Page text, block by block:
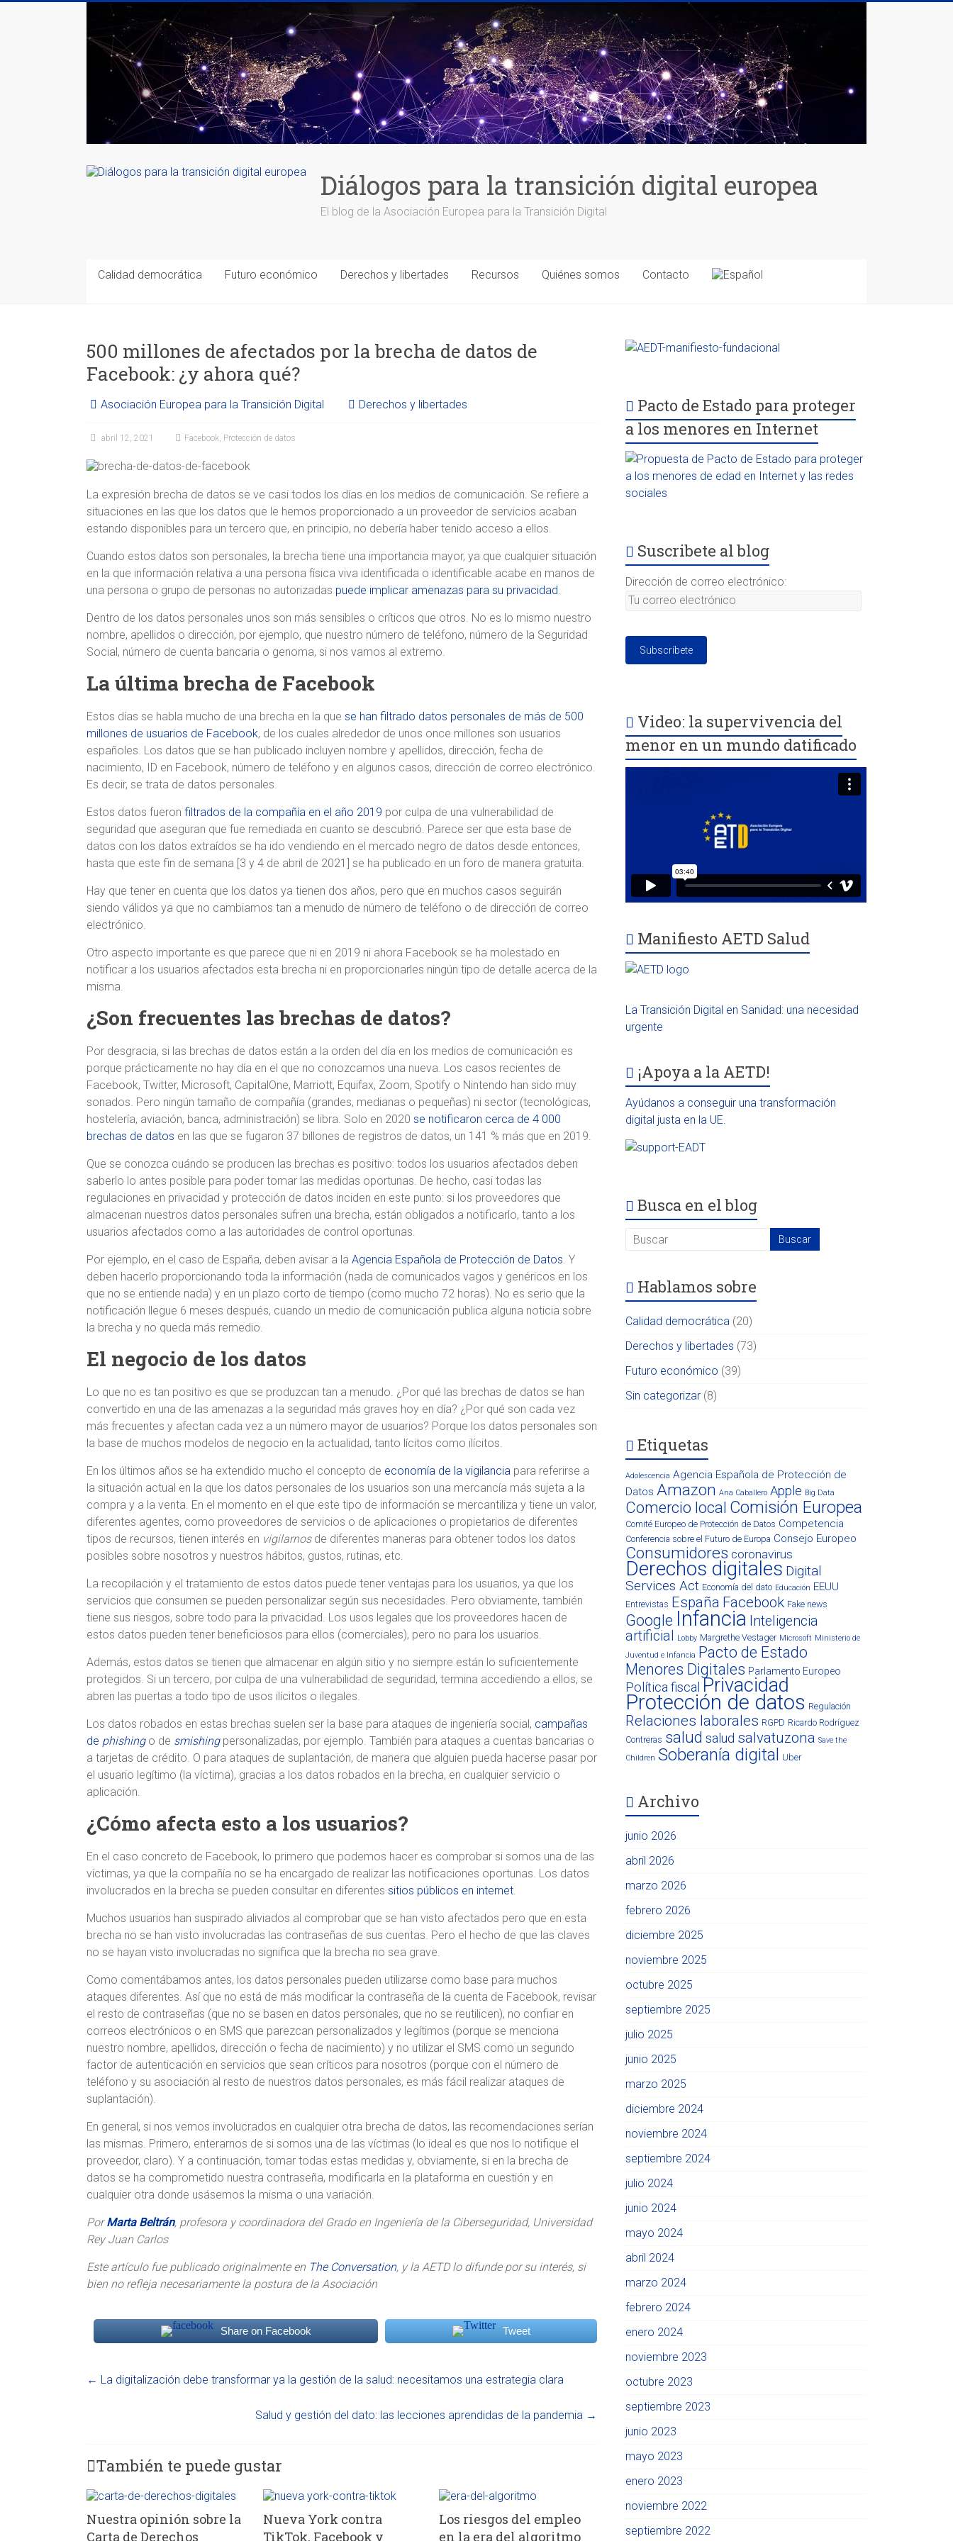
Diálogos para la transición digital europea
El blog de la Asociación Europea para la Transición Digital
Calidad democrática Futuro económico Derechos y libertades Recursos Quiénes somos Contacto
500 millones de afectados por la brecha de datos de
Facebook: ¿y ahora qué?
Asociación Europea para la Transición Digital Derechos y libertades
abril 12, 2021 Facebook, Protección de datos
La expresión brecha de datos se ve casi todos los días en los medios de comunicación. Se refiere a
situaciones en las que los datos que le hemos proporcionado a un proveedor de servicios acaban
estando disponibles para un tercero que, en principio, no debería haber tenido acceso a ellos.
Cuando estos datos son personales, la brecha tiene una importancia mayor, ya que cualquier situación
en la que información relativa a una persona física viva identificada o identificable acabe en manos de
una persona o grupo de personas no autorizadas puede implicar amenazas para su privacidad.
Dentro de los datos personales unos son más sensibles o críticos que otros. No es lo mismo nuestro
nombre, apellidos o dirección, por ejemplo, que nuestro número de teléfono, número de la Seguridad
Social, número de cuenta bancaria o genoma, si nos vamos al extremo.
La última brecha de Facebook
Estos días se habla mucho de una brecha en la que se han filtrado datos personales de más de 500
millones de usuarios de Facebook, de los cuales alrededor de unos once millones son usuarios
españoles. Los datos que se han publicado incluyen nombre y apellidos, dirección, fecha de
nacimiento, ID en Facebook, número de teléfono y en algunos casos, dirección de correo electrónico.
Es decir, se trata de datos personales.
Estos datos fueron filtrados de la compañía en el año 2019 por culpa de una vulnerabilidad de
seguridad que aseguran que fue remediada en cuanto se descubrió. Parece ser que esta base de
datos con los datos extraídos se ha ido vendiendo en el mercado negro de datos desde entonces,
hasta que este fin de semana [3 y 4 de abril de 2021] se ha publicado en un foro de manera gratuita.
Hay que tener en cuenta que los datos ya tienen dos años, pero que en muchos casos seguirán
siendo válidos ya que no cambiamos tan a menudo de número de teléfono o de dirección de correo
electrónico.
Otro aspecto importante es que parece que ni en 2019 ni ahora Facebook se ha molestado en
notificar a los usuarios afectados esta brecha ni en proporcionarles ningún tipo de detalle acerca de la
misma.
¿Son frecuentes las brechas de datos?
Por desgracia, si las brechas de datos están a la orden del día en los medios de comunicación es
porque prácticamente no hay día en el que no conozcamos una nueva. Los casos recientes de
Facebook, Twitter, Microsoft, CapitalOne, Marriott, Equifax, Zoom, Spotify o Nintendo han sido muy
sonados. Pero ningún tamaño de compañía (grandes, medianas o pequeñas) ni sector (tecnológicas,
hostelería, aviación, banca, administración) se libra. Solo en 2020 se notificaron cerca de 4 000
brechas de datos en las que se fugaron 37 billones de registros de datos, un 141 % más que en 2019.
Que se conozca cuándo se producen las brechas es positivo: todos los usuarios afectados deben
saberlo lo antes posible para poder tomar las medidas oportunas. De hecho, casi todas las
regulaciones en privacidad y protección de datos inciden en este punto: si los proveedores que
almacenan nuestros datos personales sufren una brecha, están obligados a notificarlo, tanto a los
usuarios afectados como a las autoridades de control oportunas.
Por ejemplo, en el caso de España, deben avisar a la Agencia Española de Protección de Datos. Y
deben hacerlo proporcionando toda la información (nada de comunicados vagos y genéricos en los
que no se entiende nada) y en un plazo corto de tiempo (como mucho 72 horas). No es serio que la
notificación llegue 6 meses después, cuando un medio de comunicación publica alguna noticia sobre
la brecha y no queda más remedio.
El negocio de los datos
Lo que no es tan positivo es que se produzcan tan a menudo. ¿Por qué las brechas de datos se han
convertido en una de las amenazas a la seguridad más graves hoy en día? ¿Por qué son cada vez
más frecuentes y afectan cada vez a un número mayor de usuarios? Porque los datos personales son
la base de muchos modelos de negocio en la actualidad, tanto lícitos como ilícitos.
En los últimos años se ha extendido mucho el concepto de economía de la vigilancia para referirse a
la situación actual en la que los datos personales de los usuarios son una mercancía más sujeta a la
compra y a la venta. En el momento en el que este tipo de información se mercantiliza y tiene un valor,
diferentes agentes, como proveedores de servicios o de aplicaciones o propietarios de diferentes
tipos de recursos, tienen interés en vigilarnosde diferentes maneras para obtener todos los datos
posibles sobre nosotros y nuestros hábitos, gustos, rutinas, etc.
La recopilación y el tratamiento de estos datos puede tener ventajas para los usuarios, ya que los
servicios que consumen se pueden personalizar según sus necesidades. Pero obviamente, también
tiene sus riesgos, sobre todo para la privacidad. Los usos legales que los proveedores hacen de
estos datos pueden tener beneficiosos para ellos (comerciales), pero no para los usuarios.
Además, estos datos se tienen que almacenar en algún sitio y no siempre están lo suficientemente
protegidos. Si un tercero, por culpa de una vulnerabilidad de seguridad, termina accediendo a ellos, se
abren las puertas a todo tipo de usos ilícitos o ilegales.
Los datos robados en estas brechas suelen ser la base para ataques de ingeniería social, campañas
de phishingo de smishingpersonalizadas, por ejemplo. También para ataques a cuentas bancarias o
a tarjetas de crédito. O para ataques de suplantación, de manera que alguien pueda hacerse pasar por
el usuario legítimo (la víctima), gracias a los datos robados en la brecha, en cualquier servicio o
aplicación.
¿Cómo afecta esto a los usuarios?
En el caso concreto de Facebook, lo primero que podemos hacer es comprobar si somos una de las
víctimas, ya que la compañía no se ha encargado de realizar las notificaciones oportunas. Los datos
involucrados en la brecha se pueden consultar en diferentes sitios públicos en internet.
Muchos usuarios han suspirado aliviados al comprobar que se han visto afectados pero que en esta
brecha no se han visto involucradas las contraseñas de sus cuentas. Pero el hecho de que las claves
no se hayan visto involucradas no significa que la brecha no sea grave.
Como comentábamos antes, los datos personales pueden utilizarse como base para muchos
ataques diferentes. Así que no está de más modificar la contraseña de la cuenta de Facebook, revisar
el resto de contraseñas (que no se basen en datos personales, que no se reutilicen), no confiar en
correos electrónicos o en SMS que parezcan personalizados y legítimos (porque se menciona
nuestro nombre, apellidos, dirección o fecha de nacimiento) y no utilizar el SMS como un segundo
factor de autenticación en servicios que sean críticos para nosotros (porque con el número de
teléfono y su asociación al resto de nuestros datos personales, es más fácil realizar ataques de
suplantación).
En general, si nos vemos involucrados en cualquier otra brecha de datos, las recomendaciones serían
las mismas. Primero, enterarnos de si somos una de las víctimas (lo ideal es que nos lo notifique el
proveedor, claro). Y a continuación, tomar todas estas medidas y, obviamente, si en la brecha de
datos se ha comprometido nuestra contraseña, modificarla en la plataforma en cuestión y en
cualquier otra donde usásemos la misma o una variación.
PorMarta Beltrán, profesora y coordinadora del Grado en Ingeniería de la Ciberseguridad, Universidad
Rey Juan Carlos
Este artículo fue publicado originalmente en The Conversation, y la AETD lo difunde por su interés, si
bien no refleja necesariamente la postura de la Asociación
Share on Facebook Tweet
← La digitalización debe transformar ya la gestión de la salud: necesitamos una estrategia clara
Salud y gestión del dato: las lecciones aprendidas de la pandemia →
También te puede gustar
Nuestra opinión sobre la
Carta de Derechos
Nueva York contra
TikTok, Facebook y
Los riesgos del empleo
en la era del algoritmo
Pacto de Estado para proteger
a los menores en Internet
Suscribete al blog
Dirección de correo electrónico:
Video: la supervivencia del
menor en un mundo datificado
Manifiesto AETD Salud
La Transición Digital en Sanidad: una necesidad
urgente
¡Apoya a la AETD!
Ayúdanos a conseguir una transformación
digital justa en la UE.
Busca en el blog
Hablamos sobre
Calidad democrática (20)
Derechos y libertades (73)
Futuro económico (39)
Sin categorizar (8)
Etiquetas
Adolescencia Agencia Española de Protección de
Datos Amazon Ana Caballero Apple Big Data
Comercio local Comisión Europea
Comité Europeo de Protección de Datos Competencia
Conferencia sobre el Futuro de Europa Consejo Europeo
Consumidores coronavirus
Derechos digitales Digital
Services Act Economía del dato Educación EEUU
Entrevistas España Facebook Fake news
Google Infancia Inteligencia
artificial
Lobby Margrethe Vestager Microsoft Ministerio de
Juventud e Infancia Pacto de Estado
Menores Digitales Parlamento Europeo
Política fiscal Privacidad
Protección de datos Regulación
Relaciones laborales RGPD Ricardo Rodríguez
Contreras salud salud salvatuzona Save the
Children Soberanía digital Uber
Archivo
junio 2026
abril 2026
marzo 2026
febrero 2026
diciembre 2025
noviembre 2025
octubre 2025
septiembre 2025
julio 2025
junio 2025
marzo 2025
diciembre 2024
noviembre 2024
septiembre 2024
julio 2024
junio 2024
mayo 2024
abril 2024
marzo 2024
febrero 2024
enero 2024
noviembre 2023
octubre 2023
septiembre 2023
junio 2023
mayo 2023
enero 2023
noviembre 2022
septiembre 2022